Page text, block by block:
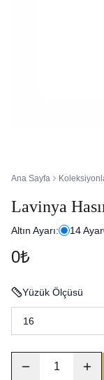
Ana Sayfa
Lavinya
Altın Ayarı: 14Ayar
0₺
Yüzük Ölçüsü
1